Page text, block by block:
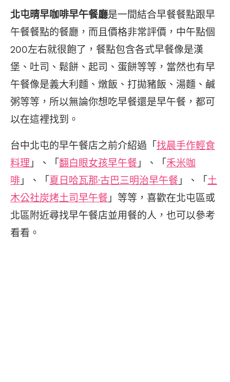
北屯晴早咖啡早午餐廳是一間結合早餐餐點跟早
午餐餐點的餐廳，而且價格非常評價，中午點個
200左右就很飽了，餐點包含各式早餐像是漢
堡、吐司、鬆餅、起司、蛋餅等等，當然也有早
午餐像是義大利麵、燉飯、打拋豬飯、湯麵、鹹
粥等等，所以無論你想吃早餐還是早午餐，都可
以在這裡找到。
台中北屯的早午餐店之前介紹過「 找晨手作輕食
料理 」、「 翻白眼女孩早午餐 」、「 禾米咖
啡 」、「 夏日哈瓦那·古巴三明治早午餐 」、「 土
木公社炭烤土司早午餐 」等等，喜歡在北屯區或
北區附近尋找早午餐店並用餐的人，也可以參考
看看。